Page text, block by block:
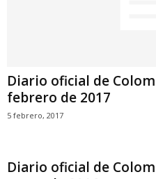
Diario oficial de
febrero de 2017
5 febrero, 2017
Diario oficial de